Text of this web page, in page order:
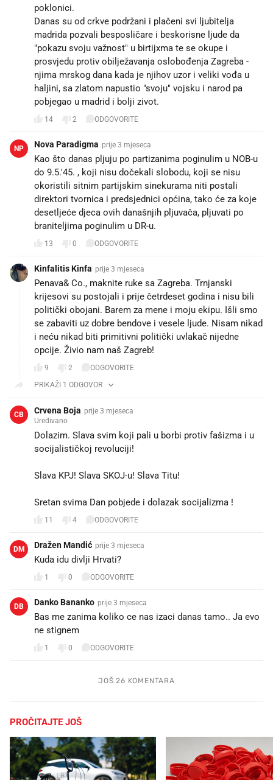
poklonici.
Danas su od crkve podržani i plačeni svi ljubitelja
madrida pozvali besposličare i beskorisne ljude da
"pokazu svoju važnost" u birtijxma te se okupe i
prosvjedu protiv obilježavanja oslobođenja Zagreba -
njima mrskog dana kada je njihov uzor i veliki vođa u
haljini, sa zlatom napustio "svoju" vojsku i narod pa
pobjegao u madrid i bolji zivot.
14 2 ODGOVORITE
NP Nova Paradigma prije 3 mjeseca
Kao što danas pljuju po partizanima poginulim u NOB-u
do 9.5.'45. , koji nisu dočekali slobodu, koji se nisu
okoristili sitnim partijskim sinekurama niti postali
direktori tvornica i predsjednici općina, tako će za koje
desetljeće djeca ovih današnjih pljuvača, pljuvati po
braniteljima poginulim u DR-u.
13 0 ODGOVORITE
Kinfalitis Kinfa prije 3 mjeseca
Penava& Co., maknite ruke sa Zagreba. Trnjanski
krijesovi su postojali i prije četrdeset godina i nisu bili
politički obojani. Barem za mene i moju ekipu. Išli smo
se zabaviti uz dobre bendove i vesele ljude. Nisam nikad
i neću nikad biti primitivni politički uvlakač nijedne
opcije. Živio nam naš Zagreb!
9 2
ODGOVORITE
PRIKAŽI 1 ODGOVOR
CB Crvena Boja prije 3 mjeseca
Uređivano
Dolazim. Slava svim koji pali u borbi protiv fašizma i u
socijalističkoj revoluciji!
Slava KPJ! Slava SKOJ-u! Slava Titu!
Sretan svima Dan pobjede i dolazak socijalizma ! ❤️
11 4 ODGOVORITE
DM Dražen Mandić prije 3 mjeseca
Kuda idu divlji Hrvati?
1 0 ODGOVORITE
DB Danko Bananko prije 3 mjeseca
Bas me zanima koliko ce nas izaci danas tamo.. Ja evo
ne stignem
1 0 ODGOVORITE
JOŠ 26 KOMENTARA
PROČITAJTE JOŠ